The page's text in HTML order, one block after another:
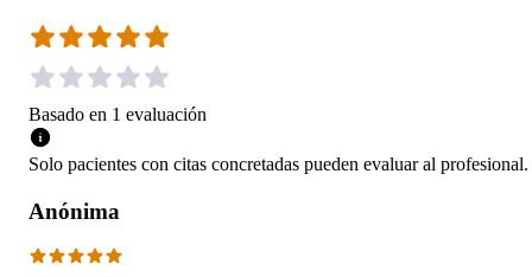
Basado en 1 evaluación
Solo pacientes con citas concretadas pueden evaluar al profesional.
Anónima